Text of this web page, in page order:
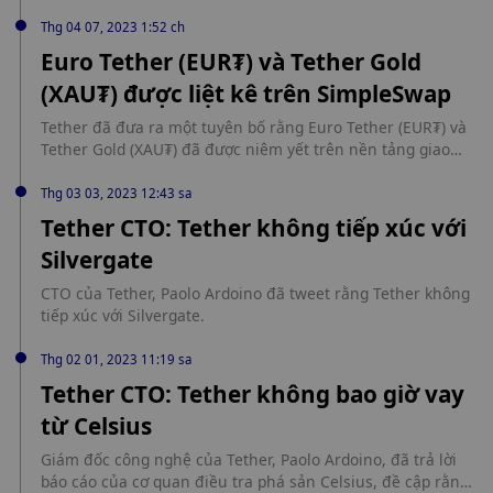
cuối cùng trên trang web chính thức của trò chơi từ ngày
20 tháng 8 đến ngày 24 tháng 8.
Thg 04 07, 2023 1:52 ch
Euro Tether (EUR₮) và Tether Gold
(XAU₮) được liệt kê trên SimpleSwap
Tether đã đưa ra một tuyên bố rằng Euro Tether (EUR₮) và
Tether Gold (XAU₮) đã được niêm yết trên nền tảng giao
tiền ổn định EUR₮ được liên kết với đồng euro và đồng tiền
ổn định XAU₮ đại diện cho vàng quyền sở hữu.
Thg 03 03, 2023 12:43 sa
Tether CTO: Tether không tiếp xúc với
Silvergate
CTO của Tether, Paolo Ardoino đã tweet rằng Tether không
tiếp xúc với Silvergate.
Thg 02 01, 2023 11:19 sa
Tether CTO: Tether không bao giờ vay
từ Celsius
Giám đốc công nghệ của Tether, Paolo Ardoino, đã trả lời
báo cáo của cơ quan điều tra phá sản Celsius, đề cập rằng